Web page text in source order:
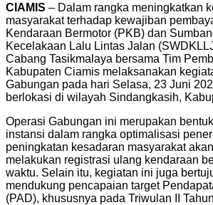
CIAMIS – Dalam rangka meningkatkan
masyarakat terhadap kewajiban
Kendaraan Bermotor (PKB) dan
Kecelakaan Lalu Lintas Jalan
Cabang Tasikmalaya bersama Tim
Kabupaten Ciamis melaksanakan
Gabungan pada hari Selasa, 23 Juni
berlokasi di wilayah Sindangkasih,
Operasi Gabungan ini merupakan
instansi dalam rangka optimalisasi
peningkatan kesadaran masyarakat
melakukan registrasi ulang kendaraan
waktu. Selain itu, kegiatan ini juga
mendukung pencapaian target
(PAD), khususnya pada Triwulan II